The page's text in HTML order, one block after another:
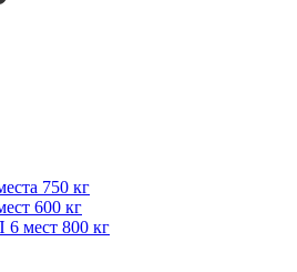
750 кг
600 кг
мест 800 кг